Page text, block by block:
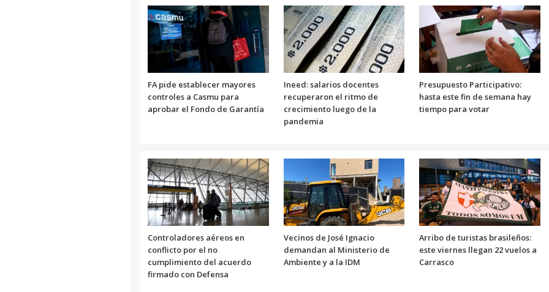
FA pide establecer mayores
controles a Casmu para
aprobar el Fondo de Garantía
Ineed: salarios docentes
recuperaron el ritmo de
crecimiento luego de la
pandemia
Presupuesto Participativo:
hasta este fin de semana hay
tiempo para votar
Controladores aéreos en
conflicto por el no
cumplimiento del acuerdo
firmado con Defensa
Vecinos de José Ignacio
demandan al Ministerio de
Ambiente y a la IDM
Arribo de turistas brasileños:
este viernes llegan 22 vuelos a
Carrasco